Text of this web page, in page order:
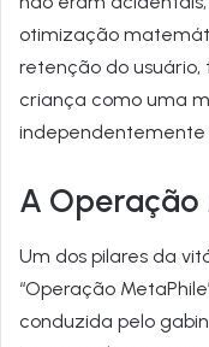
otimização
retenção do
criança como uma
independentemente
A Operação
Um dos pilares da
“Operação
conduzida pelo